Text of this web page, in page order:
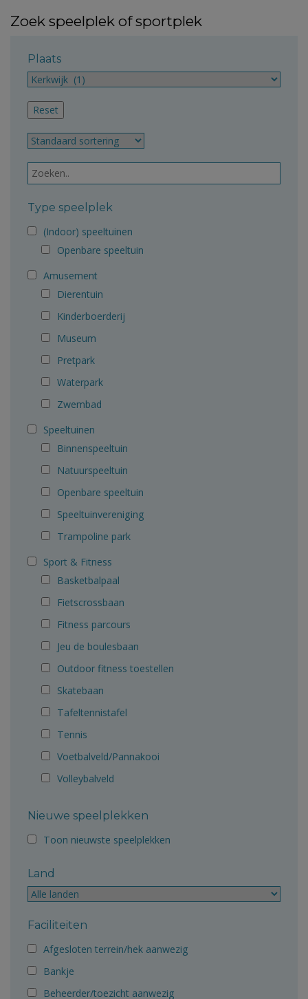
Zoek speelplek of sportplek
Plaats
Type speelplek
(Indoor) speeltuinen
Openbare speeltuin
Amusement
Dierentuin
Kinderboerderij
Museum
Pretpark
Waterpark
Zwembad
Speeltuinen
Binnenspeeltuin
Natuurspeeltuin
Openbare speeltuin
Speeltuinvereniging
Trampoline park
Sport & Fitness
Basketbalpaal
Fietscrossbaan
Fitness parcours
Jeu de boulesbaan
Outdoor fitness toestellen
Skatebaan
Tafeltennistafel
Tennis
Voetbalveld/Pannakooi
Volleybalveld
Nieuwe speelplekken
Toon nieuwste speelplekken
Land
Faciliteiten
Afgesloten terrein/hek aanwezig
Bankje
Beheerder/toezicht aanwezig